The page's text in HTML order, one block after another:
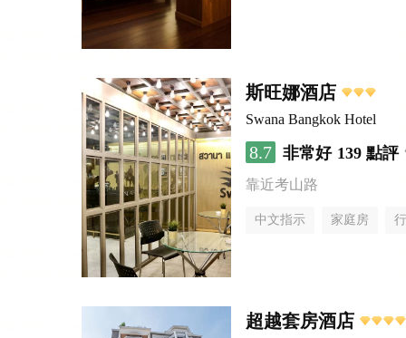
斯旺娜酒店
Swana Bangkok Hotel
8.7 非常好 139 點評
靠近考山路
中文指示 家庭房
超越套房酒店